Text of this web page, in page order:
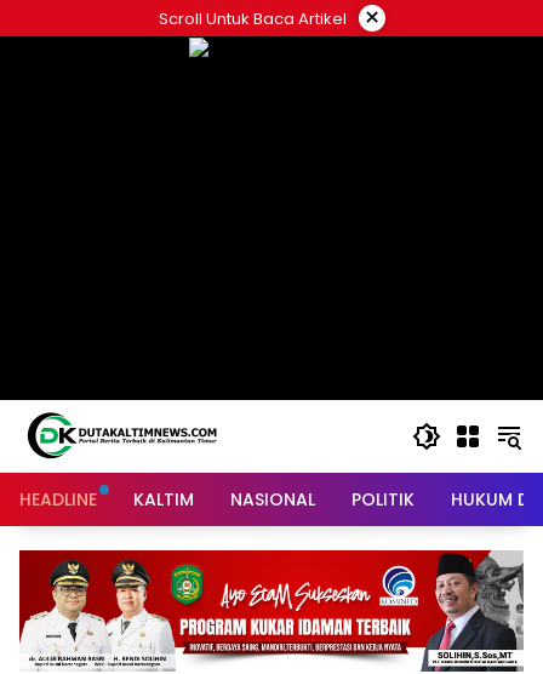
to
Scroll Untuk Baca Artikel ×
HEADLINE KALTIM NASIONAL POLITIK HUKUM